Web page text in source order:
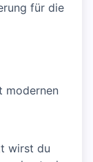
für die
modernen
wirst du